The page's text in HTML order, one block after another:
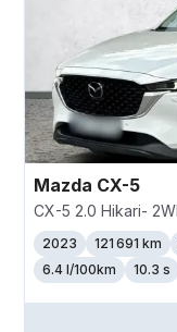
Mazda CX-5
CX-5 2.0 Hikari-
2023 121 691 km
6.4 l/100km
10.3 s